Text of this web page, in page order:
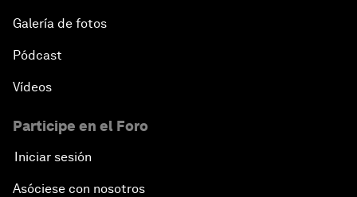
Galería de fotos
Pódcast
Vídeos
Participe en el Foro
Iniciar sesión
Asóciese con nosotros